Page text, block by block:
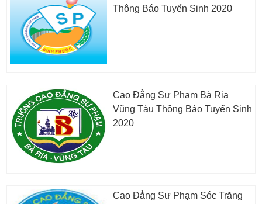
Thông Báo Tuyển Sinh 2020
Cao Đẳng Sư Phạm Bà Rịa
Vũng Tàu Thông Báo Tuyển Sinh
2020
Cao Đẳng Sư Phạm Sóc Trăng